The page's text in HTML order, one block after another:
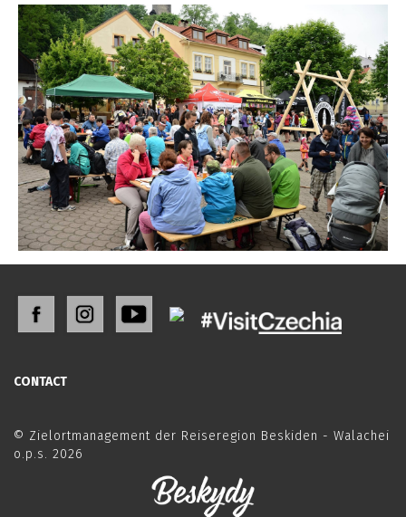
CONTACT
© Zielortmanagement der Reiseregion Beskiden - Walachei
o.p.s. 2026